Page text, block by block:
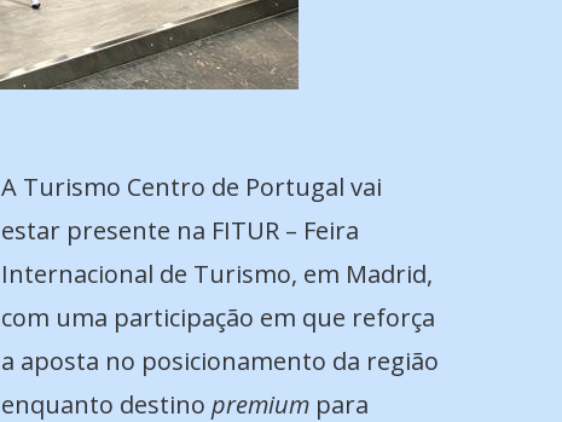
A Turismo Centro de Portugal vai
estar presente na FITUR – Feira
Internacional de Turismo, em Madrid,
com uma participação em que reforça
a aposta no posicionamento da região
enquanto destino premium para